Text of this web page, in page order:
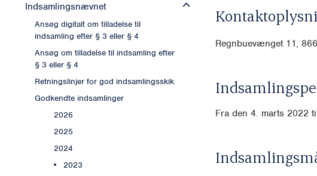
Indsamlingsnævnet
Ansøg digitalt om tilladelse til
indsamling efter § 3 eller § 4
Ansøg om tilladelse til indsamling efter
§ 3 eller § 4
Retningslinjer for god indsamlingsskik
Godkendte indsamlinger
2026
2025
2024
2023
Regnbuevænget 11,
Fra den 4. marts 2022